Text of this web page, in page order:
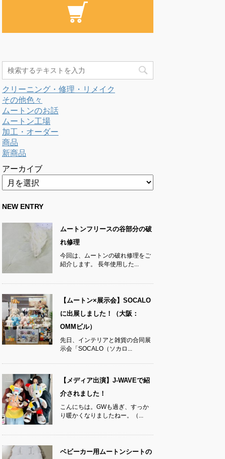
クリーニング・修理・リメイク
その他色々
ムートンのお話
ムートン工場
加工・オーダー
商品
新商品
アーカイブ
NEW ENTRY
ムートンフリースの谷部分の破
れ修理
今回は、ムートンの破れ修理をご
紹介します。 長年使用した...
【ムートン×展示会】SOCALO
に出展しました！（大阪：
OMMビル）
先日、インテリアと雑貨の合同展
示会「SOCALO（ソカロ...
【メディア出演】J-WAVEで紹
介されました！
こんにちは。GWも過ぎ、すっか
り暖かくなりましたねー。（...
ベビーカー用ムートンシートの